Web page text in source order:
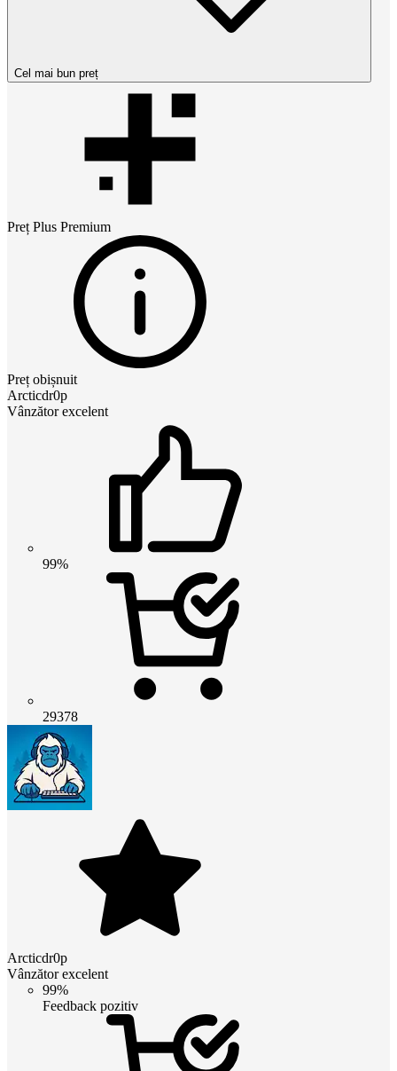
Cel mai bun preț
Preț Plus Premium
Preț obișnuit
Arcticdr0p
Vânzător excelent
99%
29378
Arcticdr0p
Vânzător excelent
99%
Feedback pozitiv